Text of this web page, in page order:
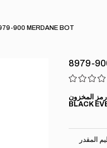
900 MERDANE BOT
8979-
رمز المخزون
BLACK
المقدر